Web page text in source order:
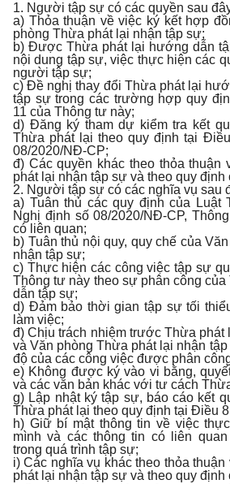
1. Người tập sự có các quyền sau
a) Thỏa thuận về việc ký kết hợp
phòng Thừa phát lại nhận tập sự;
b) Được Thừa phát lại hướng dẫn
nội dung tập sự, việc thực hiện các
người tập sự;
c) Đề nghị thay đổi Thừa phát lại
tập sự trong các trường hợp quy
11 của Thông tư này;
d) Đăng ký tham dự kiểm tra kết
Thừa phát lại theo quy định tại
08/2020/NĐ-CP;
đ) Các quyền khác theo thỏa thuận
phát lại nhận tập sự và theo quy định
2. Người tập sự có các nghĩa vụ sau
a) Tuân thủ các quy định của Luật
Nghị định số 08/2020/NĐ-CP,
có liên quan;
b) Tuân thủ nội quy, quy chế của
nhận tập sự;
c) Thực hiện các công việc tập sự
Thông tư này theo sự phân công
dẫn tập sự;
d) Đảm bảo thời gian tập sự tối
làm việc;
đ) Chịu trách nhiệm trước Thừa
và Văn phòng Thừa phát lại nhận
độ của các công việc được phân
e) Không được ký vào vi bằng,
và các văn bản khác với tư cách
g) Lập nhật ký tập sự, báo cáo kết
Thừa phát lại theo quy định tại Điều
h) Giữ bí mật thông tin về việc
mình và các thông tin có liên
trong quá trình tập sự;
i) Các nghĩa vụ khác theo thỏa
phát lại nhận tập sự và theo quy định